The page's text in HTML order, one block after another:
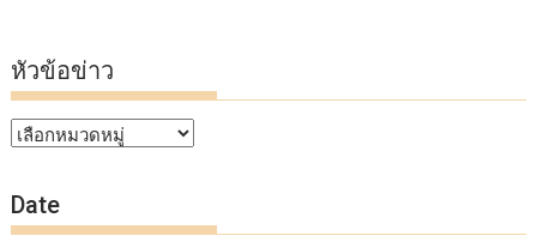
หัวข้อข่าว
หัวข้อ
Date